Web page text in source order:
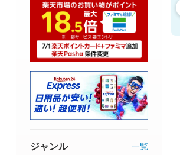
ジャンル 一覧